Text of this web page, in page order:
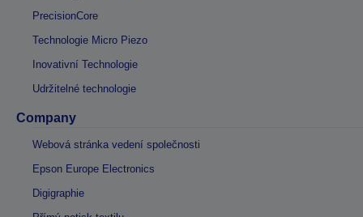
PrecisionCore
Technologie Micro Piezo
Inovativní Technologie
Udržitelné technologie
Company
Webová stránka vedení společnosti
Epson Europe Electronics
Digigraphie